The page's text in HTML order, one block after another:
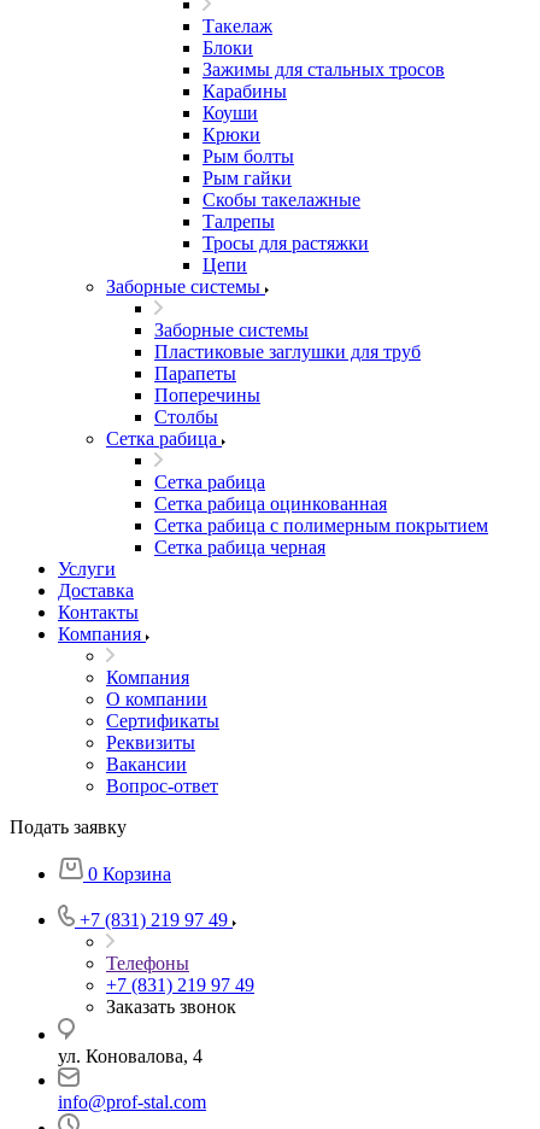
Такелаж
Блоки
Зажимы для стальных тросов
Карабины
Коуши
Крюки
Рым болты
Рым гайки
Скобы такелажные
Талрепы
Тросы для растяжки
Цепи
Заборные системы
Заборные системы
Пластиковые заглушки для труб
Парапеты
Поперечины
Столбы
Сетка рабица
Сетка рабица
Сетка рабица оцинкованная
Сетка рабица с полимерным покрытием
Сетка рабица черная
Услуги
Доставка
Контакты
Компания
Компания
О компании
Сертификаты
Реквизиты
Вакансии
Вопрос-ответ
Подать заявку
0 Корзина
+7 (831) 219 97 49
Телефоны
+7 (831) 219 97 49
Заказать звонок
ул. Коновалова, 4
info@prof-stal.com